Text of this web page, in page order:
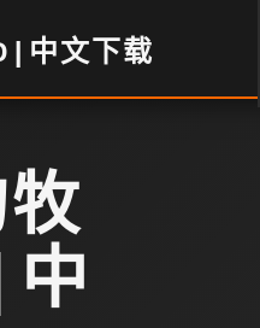
中文下载